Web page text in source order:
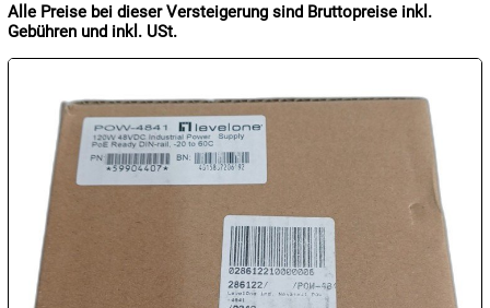

07.08:
07.08:
Alle Preise bei dieser Versteigerung sind Bruttopreise inkl.
Gebühren und inkl. USt.